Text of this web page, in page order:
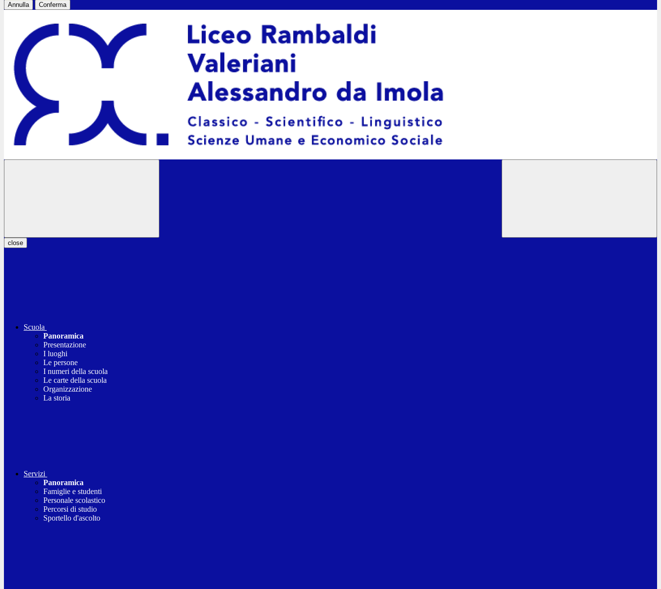
Annulla Conferma
close
Scuola
Panoramica
Presentazione
I luoghi
Le persone
I numeri della scuola
Le carte della scuola
Organizzazione
La storia
Servizi
Panoramica
Famiglie e studenti
Personale scolastico
Percorsi di studio
Sportello d'ascolto